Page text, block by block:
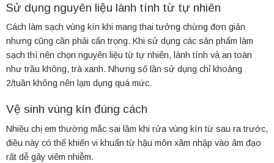
Sử dụng nguyên liệu lành tính từ tự nhiên
Cách làm sạch vùng kín khi mang thai tưởng chừng đơn giản
nhưng cũng cần phải cẩn trọng. Khi sử dụng các sản phẩm làm
sạch thì nên chọn nguyên liệu từ tự nhiên, lành tính và an toàn
như trầu không, trà xanh. Nhưng số lần sử dụng chỉ khoảng
2/tuần không nên lạm dụng quá mức.
Vệ sinh vùng kín đúng cách
Nhiều chị em thường mắc sai lầm khi rửa vùng kín từ sau ra trước,
điều này có thể khiến vi khuẩn từ hậu môn xâm nhập vào âm đạo
rất dễ gây viêm nhiễm.